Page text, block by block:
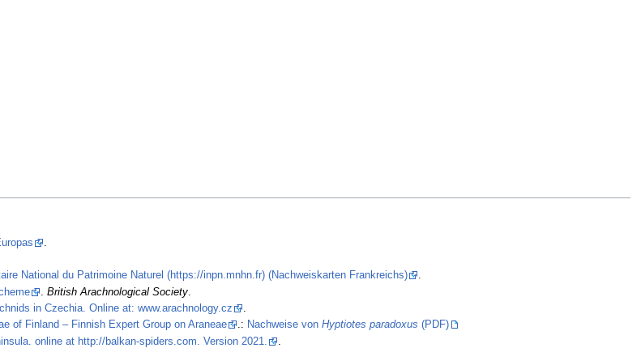
.
National du Patrimoine Naturel (https://inpn.mnhn.fr) (Nachweiskarten Frankreichs)
.
British Arachnological Society.
in Czechia. Online at: www.arachnology.cz
.
of Finland – Finnish Expert Group on Araneae .: Nachweise von Hyptiotes paradoxus (PDF)
online at http://balkan-spiders.com. Version 2021.